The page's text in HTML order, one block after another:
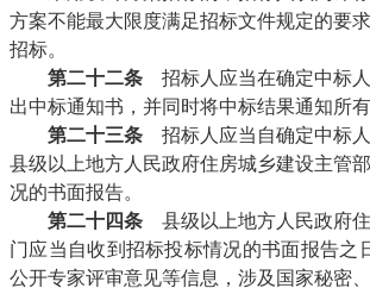
方案不能最大限度满足招标文件规定的要
招标。
第二十二条 招标人应当在确定中标
出中标通知书，并同时将中标结果通知所有
第二十三条 招标人应当自确定中标
县级以上地方人民政府住房城乡建设主管
况的书面报告。
第二十四条 县级以上地方人民政府
门应当自收到招标投标情况的书面报告之
公开专家评审意见等信息，涉及国家秘密